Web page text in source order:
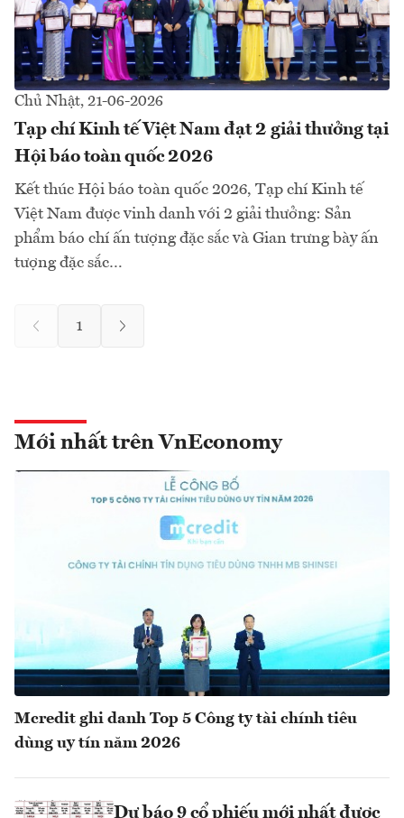
Chủ Nhật, 21-06-2026
Tạp chí Kinh tế Việt Nam đạt 2 giải thưởng tại
Hội báo toàn quốc 2026
Kết thúc Hội báo toàn quốc 2026, Tạp chí Kinh tế
Việt Nam được vinh danh với 2 giải thưởng: Sản
phẩm báo chí ấn tượng đặc sắc và Gian trưng bày ấn
tượng đặc sắc…
1
Mới nhất trên VnEconomy
Mcredit ghi danh Top 5 Công ty tài chính tiêu
dùng uy tín năm 2026
Dự báo 9 cổ phiếu mới nhất được